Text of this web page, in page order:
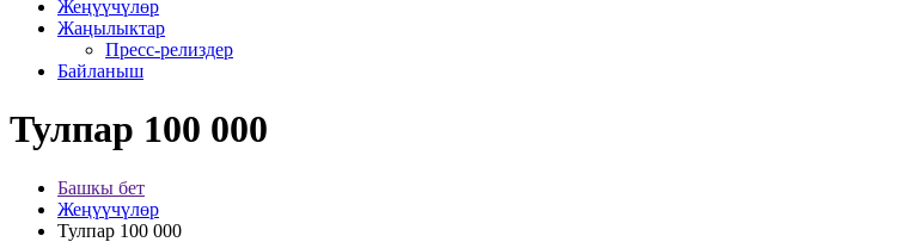
Жеңүүчүлөр
Жаңылыктар
Пресс-релиздер
Байланыш
Тулпар 100 000
Башкы бет
Жеңүүчүлөр
Тулпар 100 000